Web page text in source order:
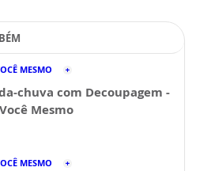
MESMO
chuva com Decoupagem -
Mesmo
MESMO